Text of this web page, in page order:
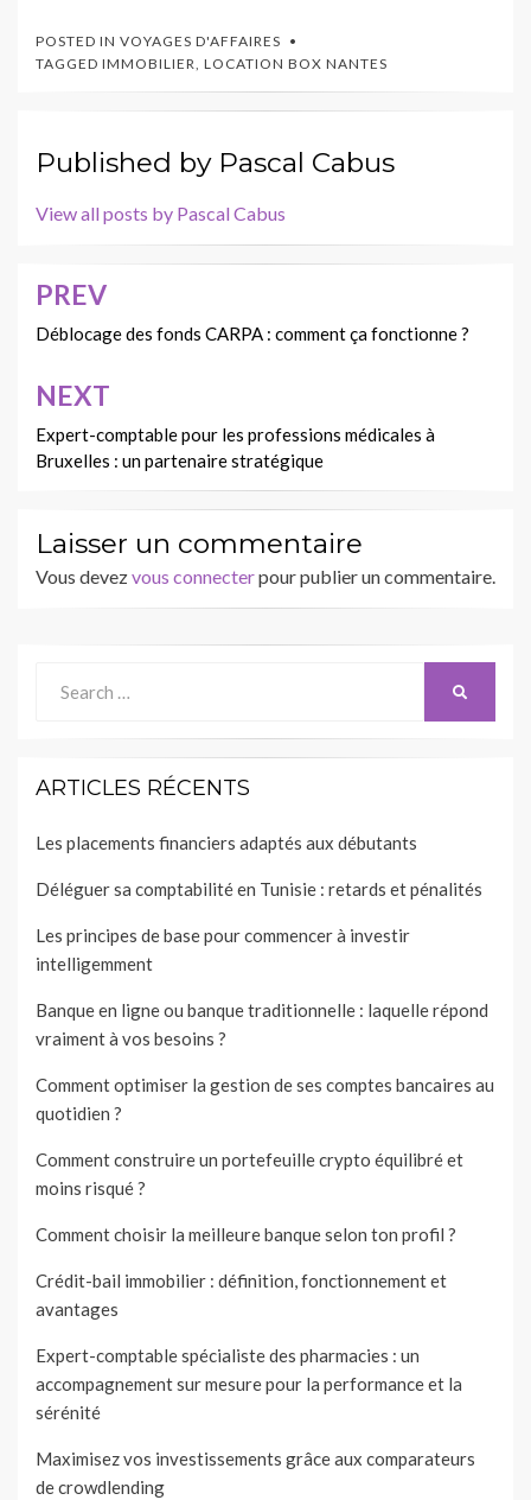
POSTED IN VOYAGES D'AFFAIRES
TAGGED IMMOBILIER, LOCATION BOX NANTES
Published by Pascal Cabus
View all posts by Pascal Cabus
Navigation
de
l’article
PREV
Déblocage des fonds CARPA : comment ça fonctionne ?
NEXT
Expert-comptable pour les professions médicales à
Bruxelles : un partenaire stratégique
Laisser un commentaire
Vous devezvous connecterpour publier un commentaire.
for:
ARTICLES RÉCENTS
Les placements financiers adaptés aux débutants
Déléguer sa comptabilité en Tunisie : retards et pénalités
Les principes de base pour commencer à investir
intelligemment
Banque en ligne ou banque traditionnelle : laquelle répond
vraiment à vos besoins ?
Comment optimiser la gestion de ses comptes bancaires au
quotidien ?
Comment construire un portefeuille crypto équilibré et
moins risqué ?
Comment choisir la meilleure banque selon ton profil ?
Crédit-bail immobilier : définition, fonctionnement et
avantages
Expert-comptable spécialiste des pharmacies : un
accompagnement sur mesure pour la performance et la
sérénité
Maximisez vos investissements grâce aux comparateurs
de crowdlending